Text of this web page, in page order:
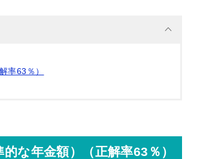
率63％）
な年金額）（正解率63％）